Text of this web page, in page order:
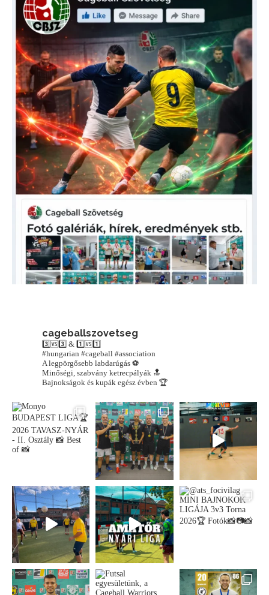
cageballszovetseg
3️⃣🆚3️⃣ & 1️⃣🆚1️⃣
#hungarian #cageball #association
A legpörgősebb labdarúgás ⚽️
Minőségi, szabvány ketrecpályák 🔝
Bajnokságok és kupák egész évben 🏆